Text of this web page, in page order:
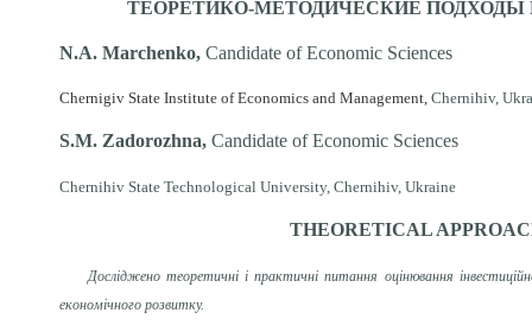
ТЕОРЕТИКО-МЕТОДИЧЕСКИЕ ПОДХОДЫ
N.A. Marchenko, Candidate of Economic Sciences
Chernigiv State Institute of Economics and Management, Chernihiv,
S.М. Zadorozhna, Candidate of Economic Sciences
Chernihiv State Technological University, Chernihiv, Ukraine
THEORETICAL
Досліджено теоретичні і практичні питання оцінювання
економічного розвитку.